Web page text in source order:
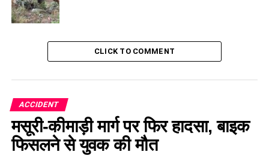
CLICK TO COMMENT
ACCIDENT
मसूरी-कीमाड़ी मार्ग पर फिर हादसा, बाइक
फिसलने से युवक की मौत